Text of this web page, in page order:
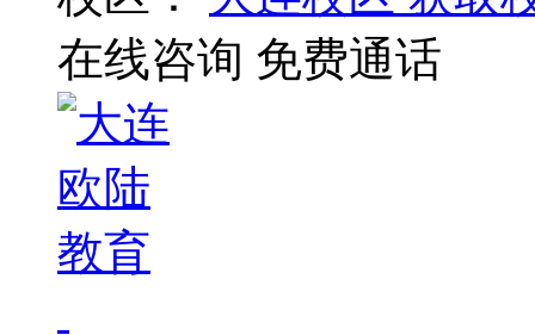
在线咨询 免费通话